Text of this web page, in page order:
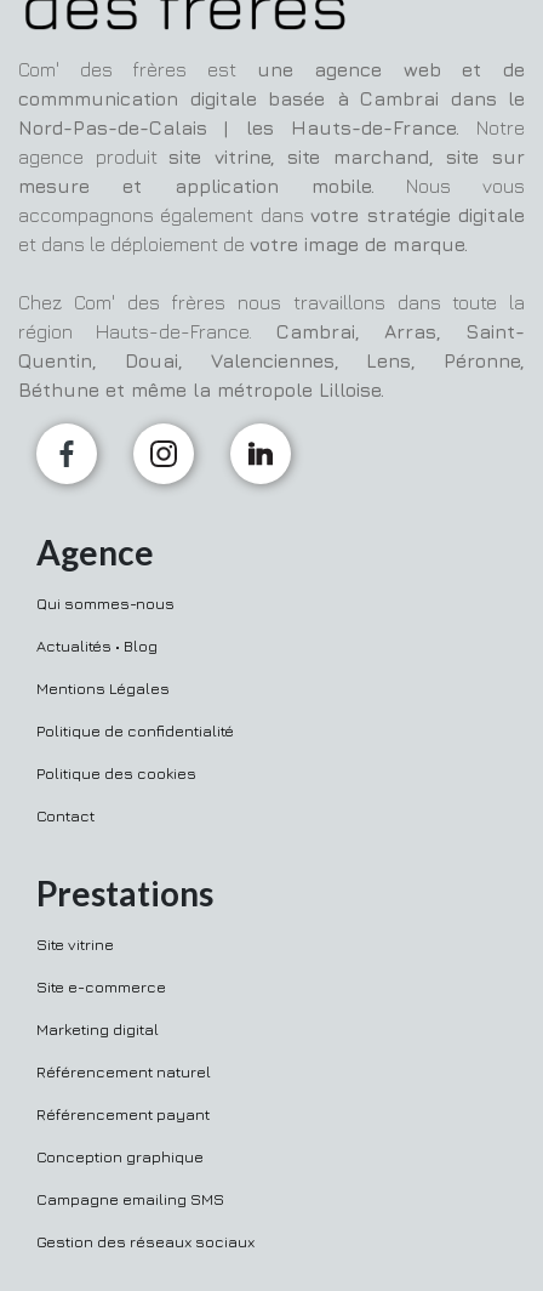
Com' des frères est
une agence web et de
commmunication digitale basée à Cambrai dans le
Nord-Pas-de-Calais | les Hauts-de-France. Notre
agence produit site vitrine, site marchand, site sur
mesure et application mobile.
Nous vous
accompagnons également dansvotre stratégie digitale
et dans le déploiement de votre image de marque.
Chez Com' des frères nous travaillons dans toute la
région Hauts-de-France. Cambrai, Arras, Saint-
Quentin, Douai, Valenciennes, Lens, Péronne,
Béthune et même la métropole Lilloise.
Agence
Qui sommes-nous
Actualités • Blog
Mentions Légales
Politique de confidentialité
Politique des cookies
Contact
Prestations
Site vitrine
Site e-commerce
Marketing digital
Référencement naturel
Référencement payant
Conception graphique
Campagne emailing SMS
Gestion des réseaux sociaux